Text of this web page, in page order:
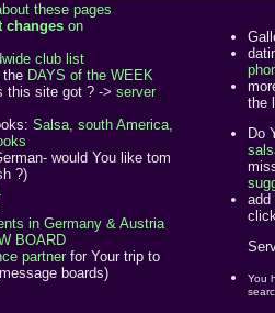
these pages
changes on
club list
the DAYS of the WEEK
this site got ? -> server
Salsa, south America,
would You like tom
?)
in Germany & Austria
BOARD
partnerfor Your trip to
boards)
the
Do
add
You